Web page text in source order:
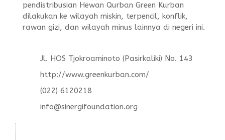
pendistribusian Hewan Qurban Green Kurban
dilakukan ke wilayah miskin, terpencil, konflik,
rawan gizi, dan wilayah minus lainnya di negeri ini.
Jl. HOS Tjokroaminoto (Pasirkaliki) No. 143
http://www.greenkurban.com/
(022) 6120218
info@sinergifoundation.org